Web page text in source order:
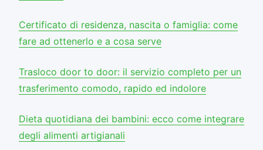
Certificato di residenza, nascita o famiglia: come
fare ad ottenerlo e a cosa serve
Trasloco door to door: il servizio completo per un
trasferimento comodo, rapido ed indolore
Dieta quotidiana dei bambini: ecco come integrare
degli alimenti artigianali